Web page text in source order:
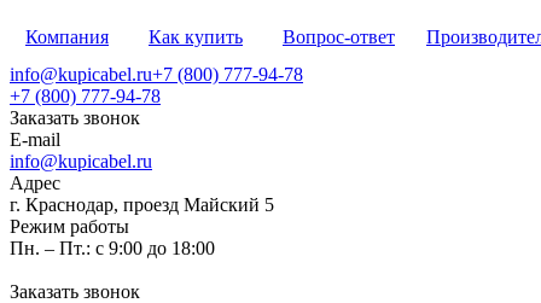
Компания Как купить Вопрос-ответ
info@kupicabel.ru+7 (800) 777-94-78
+7 (800) 777-94-78
Заказать звонок
E-mail
info@kupicabel.ru
Адрес
г. Краснодар, проезд Майский 5
Режим работы
Пн. – Пт.: с 9:00 до 18:00
Заказать звонок